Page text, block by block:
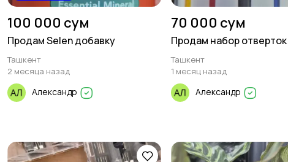
100 000 сум
Продам Selen добавку
Ташкент
2 месяца назад
Александр
70 000 сум
Продам набор отверток
Ташкент
1 месяц назад
Александр